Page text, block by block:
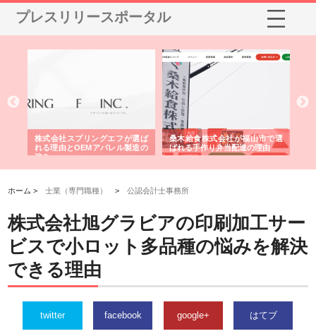
プレスリリースポータル
株式会社スプリングエフが選ば
れる理由とOEMアパレル製造の
強み
桑木給食株式会社が福山市で選
ばれる手作り弁当配達の理由
ホーム >士業（専門職種） >公認会計士事務所
株式会社旭グラビアの印刷加工サー
ビスで小ロット多品種の悩みを解決
できる理由
twitter facebook google+ はてブ